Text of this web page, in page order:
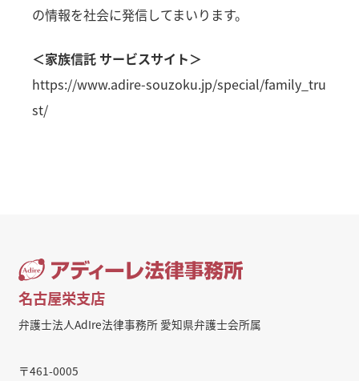
の情報を社会に発信してまいります。
＜家族信託 サービスサイト＞
https://www.adire-souzoku.jp/special/family_tru
st/
名古屋栄支店
弁護士法人AdIre法律事務所 愛知県弁護士会所属
〒461-0005